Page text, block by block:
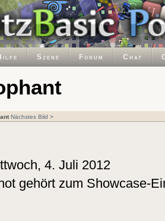
Szene Forum Chat
Nächstes Bild >
4. Juli 2012
gehört zum Showcase-